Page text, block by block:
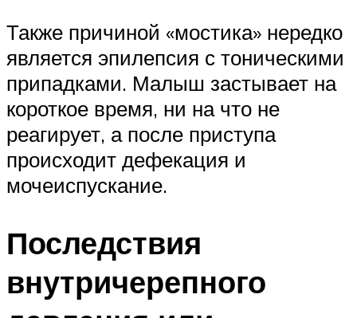
Также причиной «мостика» нередко
является эпилепсия с тоническими
припадками. Малыш застывает на
короткое время, ни на что не
реагирует, а после приступа
происходит дефекация и
мочеиспускание.
Последствия
внутричерепного